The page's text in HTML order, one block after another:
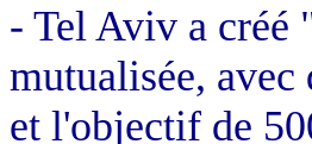
- Tel Aviv a créé
mutualisée, avec
et l'objectif de